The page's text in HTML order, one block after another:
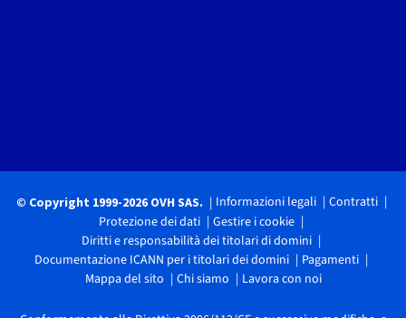
© Copyright 1999-2026 OVH SAS. Informazioni legali
Contratti
Protezione dei dati
Gestire i cookie
Diritti e responsabilità dei titolari di domini
Documentazione ICANN per i titolari dei domini
Pagamenti
Mappa del sito
Chi siamo Lavora con noi